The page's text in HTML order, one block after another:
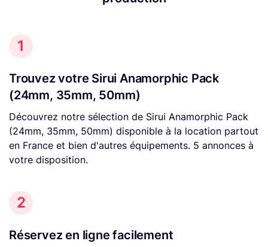
1
Trouvez votre Sirui Anamorphic Pack
(24mm, 35mm, 50mm)
Découvrez notre sélection de Sirui Anamorphic Pack
(24mm, 35mm, 50mm) disponible à la location partout
en France et bien d'autres équipements. 5 annonces à
votre disposition.
2
Réservez en ligne facilement